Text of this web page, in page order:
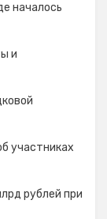
началось
и
участниках
рублей при